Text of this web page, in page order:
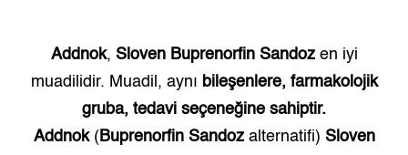
Addnok, Sloven Buprenorfin Sandozen iyi
muadilidir. Muadil, aynı bileşenlere, farmakolojik
gruba, tedavi seçeneğine sahiptir.
Addnok( Buprenorfin Sandozalternatifi) Sloven